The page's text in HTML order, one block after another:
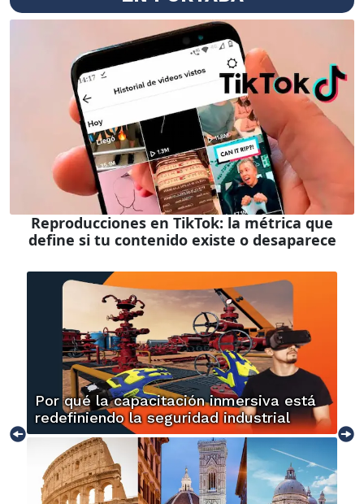
Reproducciones en TikTok: la métrica que
define si tu contenido existe o desaparece
Por qué la capacitación inmersiva está
redefiniendo la seguridad industrial